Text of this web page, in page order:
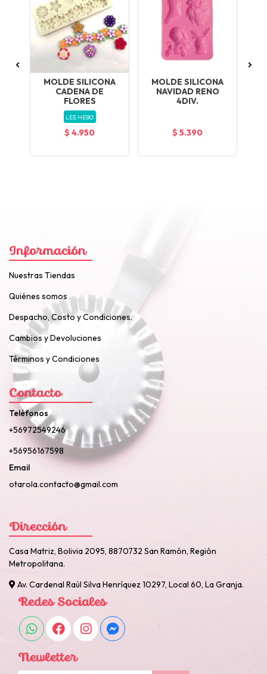
MOLDE SILICONA
CADENA DE
FLORES
LEE HEBO
$ 4.950
MOLDE SILICONA
NAVIDAD RENO
4DIV.
$ 5.390
Información
Nuestras Tiendas
Quiénes somos
Despacho, Costo y Condiciones.
Cambios y Devoluciones
Términos y Condiciones
Contacto
Teléfonos
+56972549246
+56956167598
Email
otarola.contacto@gmail.com
Dirección
Casa Matriz, Bolivia 2095, 8870732 San Ramón, Región
Metropolitana.
Av. Cardenal Raúl Silva Henríquez 10297, Local 60, La Granja.
Redes Sociales
Newletter